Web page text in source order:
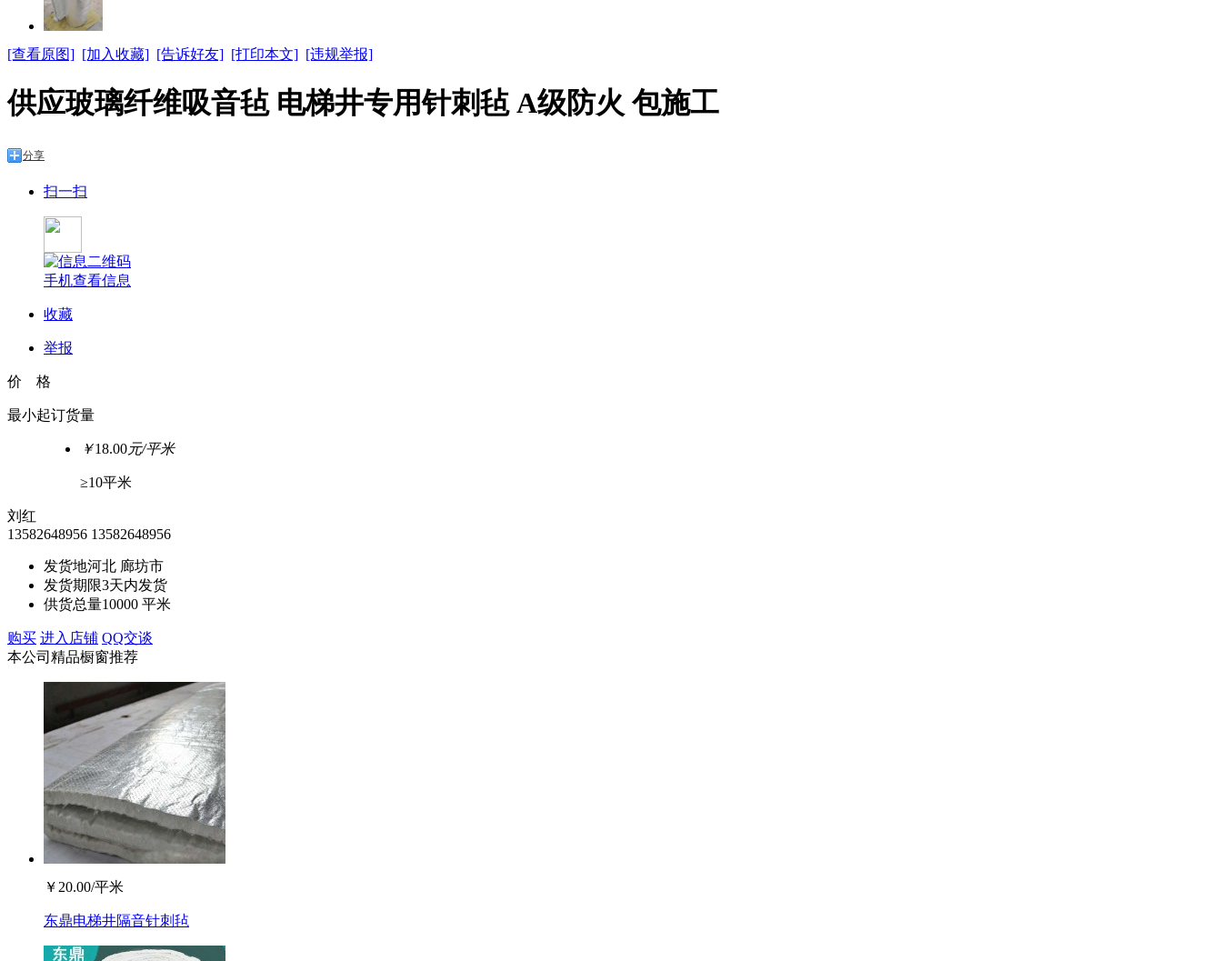
[查看原图] [加入收藏] [告诉好友] [打印本文] [违规举报]
供应玻璃纤维吸音毡 电梯井专用针刺毡 A级防火 包施工
分享
扫一扫
手机查看信息
收藏
举报
价 格
最小起订货量
￥18.00元/平米
≥10平米
刘红
13582648956 13582648956
发货地河北 廊坊市
发货期限3天内发货
供货总量10000 平米
购买 进入店铺 QQ交谈
本公司精品橱窗推荐
￥20.00/平米
东鼎电梯井隔音针刺毡